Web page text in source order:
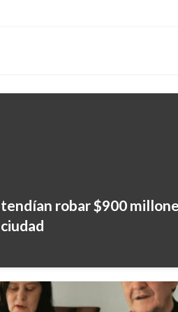
robar $900